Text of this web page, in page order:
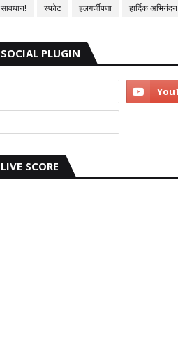
सावधान!
स्फोट हलगर्जीपणा हार्दिक अभिनंदन
SOCIAL PLUGIN
LIVE SCORE